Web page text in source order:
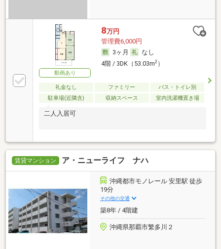
動画あり
8万円
管理費6,000円
3ヶ月
なし
4階 / 3DK（53.03m2）
礼金なし ファミリー
バス・トイレ別
駐車場(近隣含)
収納スペース 室内洗濯機置き場
二人入居可
賃貸マンション ア・ニューライフ ナハ
沖縄都市モノレール 安里駅 徒歩
19分
その他の交通
築8年 / 4階建
沖縄県那覇市繁多川２